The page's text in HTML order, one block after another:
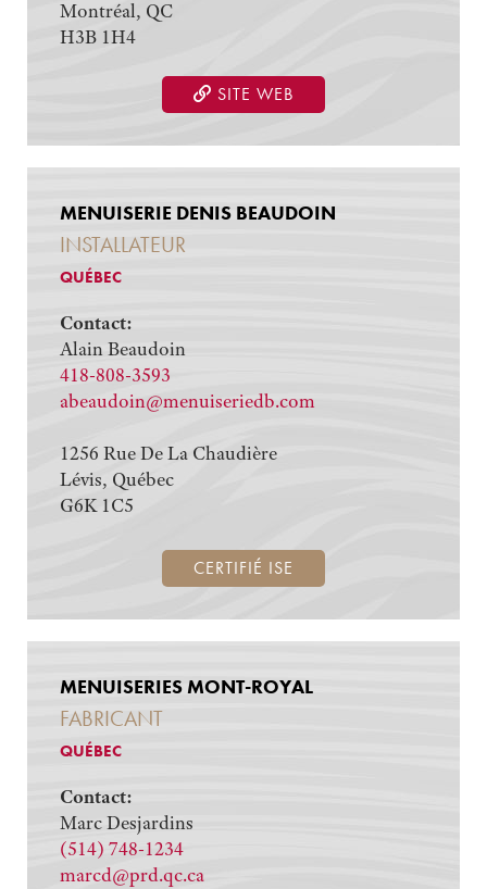
Montréal, QC
H3B 1H4
SITE WEB
MENUISERIE DENIS BEAUDOIN
INSTALLATEUR
QUÉBEC
Contact:
Alain Beaudoin
418-808-3593
abeaudoin@menuiseriedb.com
1256 Rue De La Chaudière
Lévis, Québec
G6K 1C5
CERTIFIÉ ISE
MENUISERIES MONT-ROYAL
FABRICANT
QUÉBEC
Contact:
Marc Desjardins
(514) 748-1234
marcd@prd.qc.ca